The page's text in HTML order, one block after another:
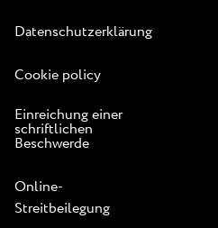
Datenschutzerklärung
Cookie policy
Einreichung einer
schriftlichen
Beschwerde
Online-
Streitbeilegung